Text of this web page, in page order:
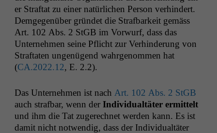
er Straftat zu ein­er natür­lichen Per­son ver­hin­dert.
Demge­genüber grün­det die Straf­barkeit gemäss
Art. 102 Abs. 2 StGB im Vor­wurf, dass das
Unternehmen seine Pflicht zur Ver­hin­derung von
Straftat­en ungenü­gend wahrgenom­men hat
(CA.2022.12, E. 2.2).
Das Unternehmen ist nach Art. 102 Abs. 2 StGB
auch straf­bar, wenn der Indi­vid­u­altäter ermit­telt
und ihm die Tat zugerech­net wer­den kann. Es ist
damit nicht notwendig, dass der Indi­vid­u­altäter